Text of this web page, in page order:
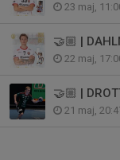
23 maj,
🤝🏼 |
22 maj,
🤝🏼 |
21 maj,